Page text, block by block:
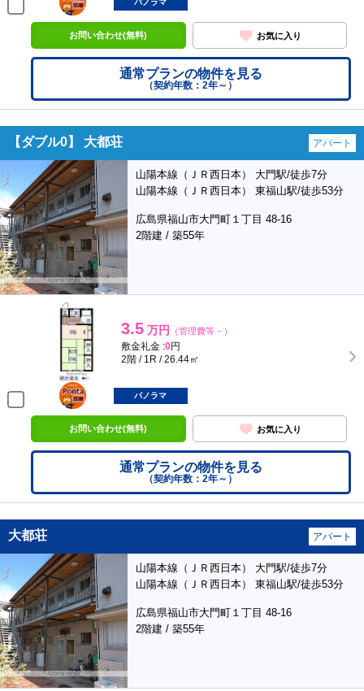
お問い合わせ(無料) お気に入り
通常プランの物件を見る
（契約年数：2年～）
【ダブル0】 大都荘 アパート
山陽本線（ＪＲ西日本） 大門駅/徒歩7分
山陽本線（ＪＲ西日本） 東福山駅/徒歩53分
広島県福山市大門町１丁目 48-16
2階建 / 築55年
3.5 万円 （管理費等－）
敷金礼金 :0円
2階 / 1R / 26.44㎡
ポンタ
部屋
パノラマ
お問い合わせ(無料) お気に入り
通常プランの物件を見る
（契約年数：2年～）
大都荘 アパート
山陽本線（ＪＲ西日本） 大門駅/徒歩7分
山陽本線（ＪＲ西日本） 東福山駅/徒歩53分
広島県福山市大門町１丁目 48-16
2階建 / 築55年